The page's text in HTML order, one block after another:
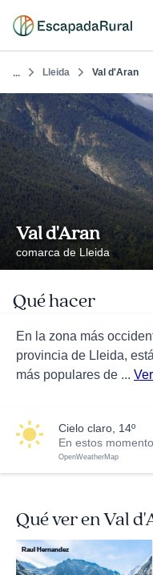
... Lleida Val d'Aran
Val d'Aran
comarca de Lleida
Qué hacer
En la zona más
provincia de Lleida,
más populares de ...
cielo claro, 14º
En estos
OpenWeatherMap
Qué ver en Val
Raul Hernandez